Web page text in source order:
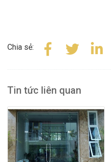
Chia sẻ:
Tin tức liên quan